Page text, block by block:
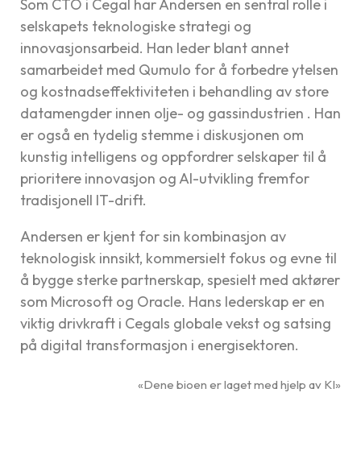
Som CTO i Cegal har Andersen en sentral rolle i
selskapets teknologiske strategi og
innovasjonsarbeid. Han leder blant annet
samarbeidet med Qumulo for å forbedre ytelsen
og kostnadseffektiviteten i behandling av store
datamengder innen olje- og gassindustrien . Han
er også en tydelig stemme i diskusjonen om
kunstig intelligens og oppfordrer selskaper til å
prioritere innovasjon og AI-utvikling fremfor
tradisjonell IT-drift.
Andersen er kjent for sin kombinasjon av
teknologisk innsikt, kommersielt fokus og evne til
å bygge sterke partnerskap, spesielt med aktører
som Microsoft og Oracle. Hans lederskap er en
viktig drivkraft i Cegals globale vekst og satsing
på digital transformasjon i energisektoren.
«Dene bioen er laget med hjelp av KI»